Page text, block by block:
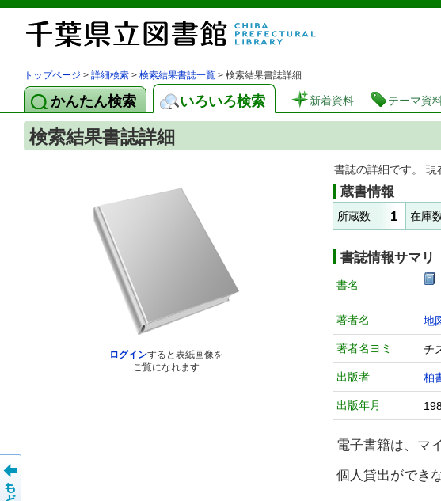
図書館 蔵
トップページ > 詳細検索 > 検索結果書誌一覧 > 検索結果書誌詳細
かんたん検索 いろいろ検索 新着資料 テーマ資
検索結果書誌詳細
ログインすると表紙画像を
ご覧になれます
書誌の詳細です。 現
蔵書情報
所蔵数 1 在庫
書誌情報サマリ
書名
著者名 地
著者名ヨミ チ
出版者 柏
出版年月
電子書籍は、マ
個人貸出ができ